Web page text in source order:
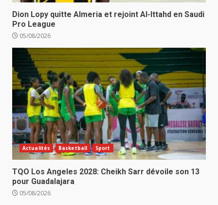
Dion Lopy quitte Almeria et rejoint Al-Ittahd en Saudi
Pro League
05/08/2026
Actualités Basketball Sport
TQO Los Angeles 2028: Cheikh Sarr dévoile son 13
pour Guadalajara
05/08/2026